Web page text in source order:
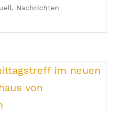
, Nachrichten